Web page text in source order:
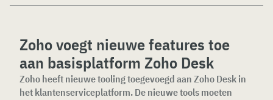
Zoho voegt nieuwe features toe
aan basisplatform Zoho Desk
Zoho heeft nieuwe tooling toegevoegd aan Zoho Desk in
het klantenserviceplatform. De nieuwe tools moeten